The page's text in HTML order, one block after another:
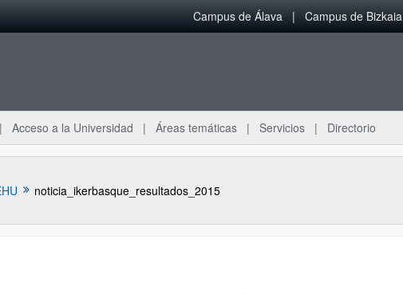
Campus de Álava Campus de Bizkaia
Acceso a la Universidad Áreas temáticas Servicios Directorio
noticia_ikerbasque_resultados_2015